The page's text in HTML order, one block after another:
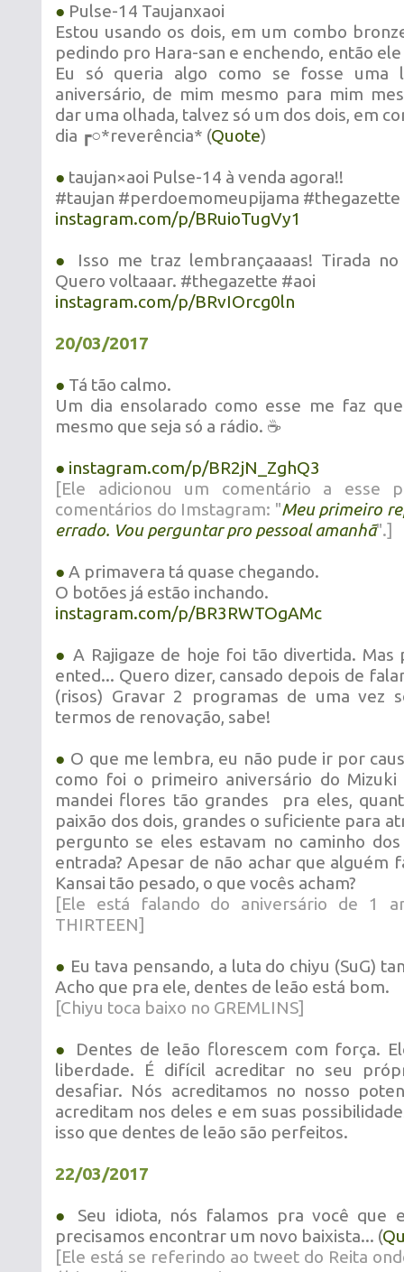
● Pulse-14 Taujanxaoi
Estou usando os dois, em um combo
pedindo pro Hara-san e enchendo, então
Eu só queria algo como se fosse uma
aniversário, de mim mesmo para mim
dar uma olhada, talvez só um dos dois, em
dia ┏○*reverência* (Quote)
● taujan×aoi Pulse-14 à venda agora!!
#taujan #perdoemomeupijama #thegazette
instagram.com/p/BRuioTugVy1
●
Isso me traz lembrançaaaas! Tirada
Quero voltaaar. #thegazette #aoi
instagram.com/p/BRvIOrcg0ln
20/03/2017
● Tá tão calmo.
Um dia ensolarado como esse me faz
mesmo que seja só a rádio. ☕
● instagram.com/p/BR2jN_ZghQ3
[Ele adicionou um comentário a esse
comentários do Imstagram: "Meu primeiro
errado. Vou perguntar pro pessoal amanhã".]
● A primavera tá quase chegando.
O botões já estão inchando.
instagram.com/p/BR3RWTOgAMc
● A Rajigaze de hoje foi tão divertida. Mas
ented... Quero dizer, cansado depois de
(risos) Gravar 2 programas de uma vez
termos de renovação, sabe!
● O que me lembra, eu não pude ir por
como foi o primeiro aniversário do Mizuki
mandei flores tão grandes pra eles,
paixão dos dois, grandes o suficiente para
pergunto se eles estavam no caminho
entrada? Apesar de não achar que alguém
Kansai tão pesado, o que vocês acham?
[Ele está falando do aniversário de 1
THIRTEEN]
● Eu tava pensando, a luta do chiyu (SuG)
Acho que pra ele, dentes de leão está bom.
[Chiyu toca baixo no GREMLINS]
●
Dentes de leão florescem com força.
liberdade. É difícil acreditar no seu
desafiar. Nós acreditamos no nosso
acreditam nos deles e em suas
isso que dentes de leão são perfeitos.
22/03/2017
●
Seu idiota, nós falamos pra você que
precisamos encontrar um novo baixista... (
[Ele está se referindo ao tweet do Reita